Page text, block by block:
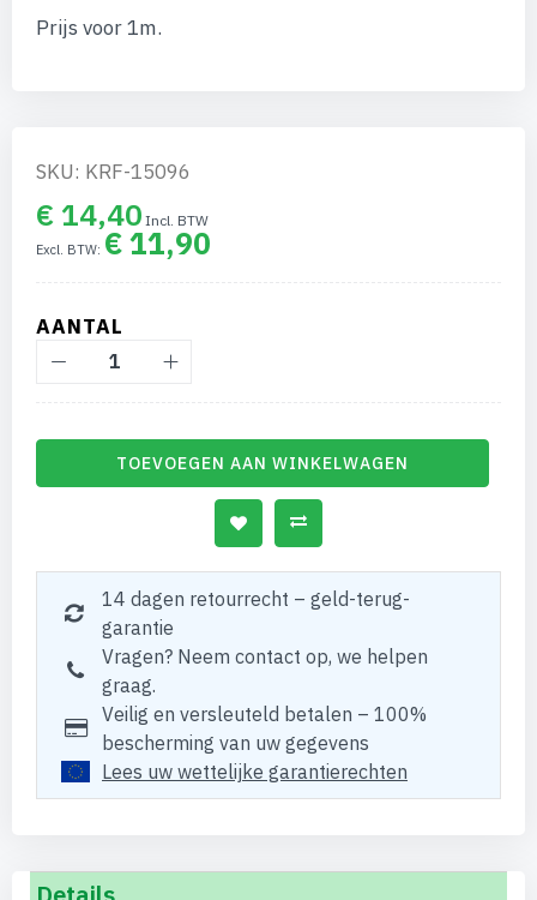
afbeeldingen-
Prijs voor 1m.
SKU: KRF-15096
€ 14,40
€ 11,90
AANTAL
TOEVOEGEN AAN WINKELWAGEN
14 dagen retourrecht – geld-terug-
garantie
Vragen? Neem contact op, we helpen
graag.
Veilig en versleuteld betalen – 100%
bescherming van uw gegevens
Lees uw wettelijke garantierechten